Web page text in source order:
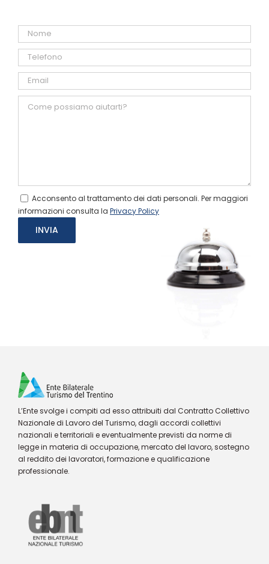
Acconsento al trattamento dei dati personali. Per maggiori
informazioni consulta la Privacy Policy
L’Ente svolge i compiti ad esso attribuiti dal Contratto Collettivo
Nazionale di Lavoro del Turismo, dagli accordi collettivi
nazionali e territoriali e eventualmente previsti da norme di
legge in materia di occupazione, mercato del lavoro, sostegno
al reddito dei lavoratori, formazione e qualificazione
professionale.